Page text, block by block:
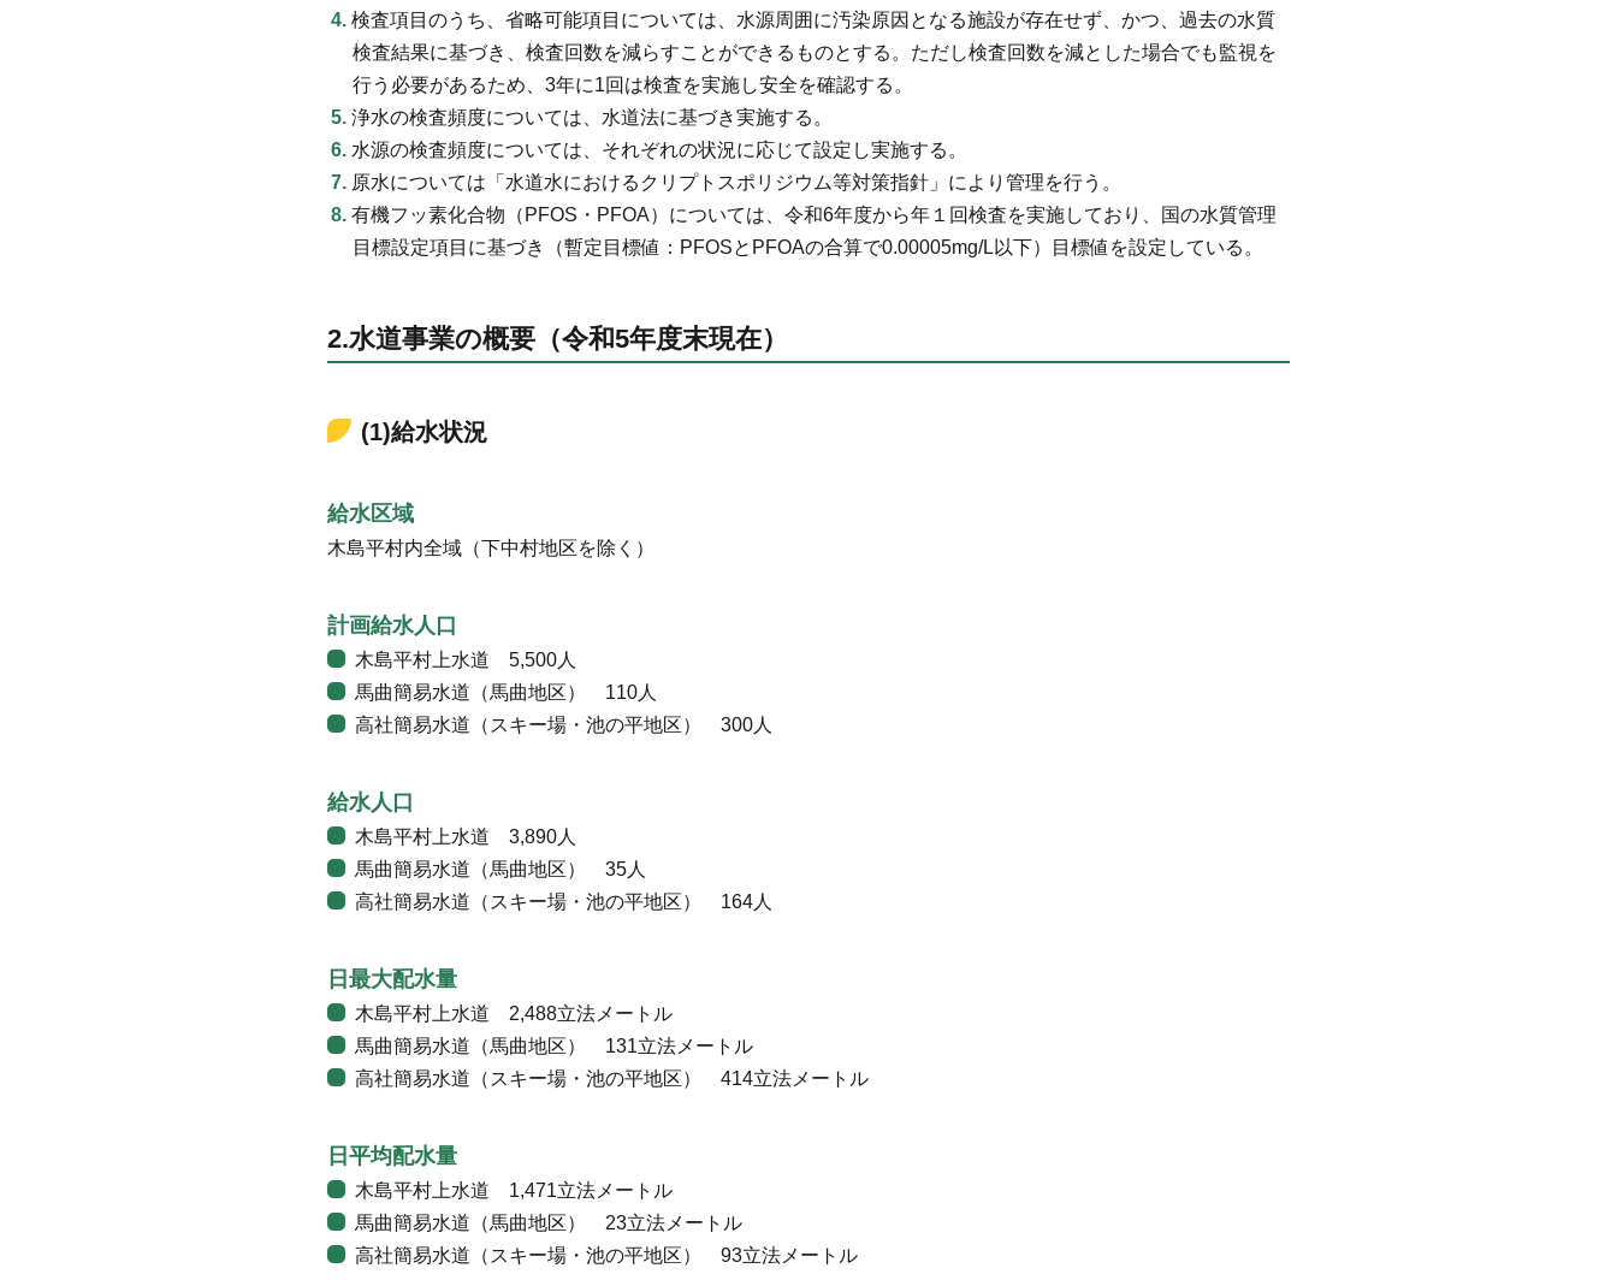
検査項目のうち、省略可能項目については、水源周囲に汚染原因となる施設が存在せず、かつ、過去の水質
検査結果に基づき、検査回数を減らすことができるものとする。ただし検査回数を減とした場合でも監視を
行う必要があるため、3年に1回は検査を実施し安全を確認する。
浄水の検査頻度については、水道法に基づき実施する。
水源の検査頻度については、それぞれの状況に応じて設定し実施する。
原水については「水道水におけるクリプトスポリジウム等対策指針」により管理を行う。
有機フッ素化合物（PFOS・PFOA）については、令和6年度から年１回検査を実施しており、国の水質管理
目標設定項目に基づき（暫定目標値：PFOSとPFOAの合算で0.00005mg/L以下）目標値を設定している。
2.水道事業の概要（令和5年度末現在）
(1)給水状況
給水区域
木島平村内全域（下中村地区を除く）
計画給水人口
木島平村上水道 5,500人
馬曲簡易水道（馬曲地区） 110人
高社簡易水道（スキー場・池の平地区） 300人
給水人口
木島平村上水道 3,890人
馬曲簡易水道（馬曲地区） 35人
高社簡易水道（スキー場・池の平地区） 164人
日最大配水量
木島平村上水道 2,488立法メートル
馬曲簡易水道（馬曲地区） 131立法メートル
高社簡易水道（スキー場・池の平地区） 414立法メートル
日平均配水量
木島平村上水道 1,471立法メートル
馬曲簡易水道（馬曲地区） 23立法メートル
高社簡易水道（スキー場・池の平地区） 93立法メートル